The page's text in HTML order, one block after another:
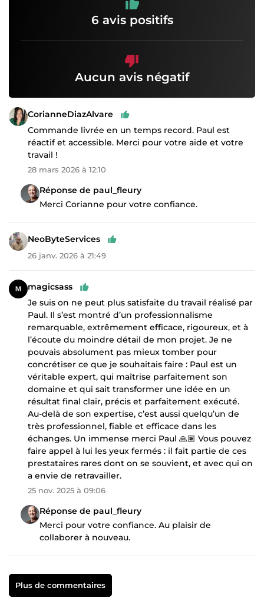
6 avis positifs
Aucun avis négatif
CorianneDiazAlvare
Commande livrée en un temps record. Paul est
réactif et accessible. Merci pour votre aide et votre
travail !
28 mars 2026 à 12:10
Réponse de paul_fleury
Merci Corianne pour votre confiance.
NeoByteServices
26 janv. 2026 à 21:49
magicsass
Je suis on ne peut plus satisfaite du travail réalisé par
Paul. Il s’est montré d’un professionnalisme
remarquable, extrêmement efficace, rigoureux, et à
l’écoute du moindre détail de mon projet. Je ne
pouvais absolument pas mieux tomber pour
concrétiser ce que je souhaitais faire : Paul est un
véritable expert, qui maîtrise parfaitement son
domaine et qui sait transformer une idée en un
résultat final clair, précis et parfaitement exécuté.
Au-delà de son expertise, c’est aussi quelqu’un de
très professionnel, fiable et efficace dans les
échanges. Un immense merci Paul 🙏🏽 Vous pouvez
faire appel à lui les yeux fermés : il fait partie de ces
prestataires rares dont on se souvient, et avec qui on
a envie de retravailler.
25 nov. 2025 à 09:06
Réponse de paul_fleury
Merci pour votre confiance. Au plaisir de
collaborer à nouveau.
Plus de commentaires